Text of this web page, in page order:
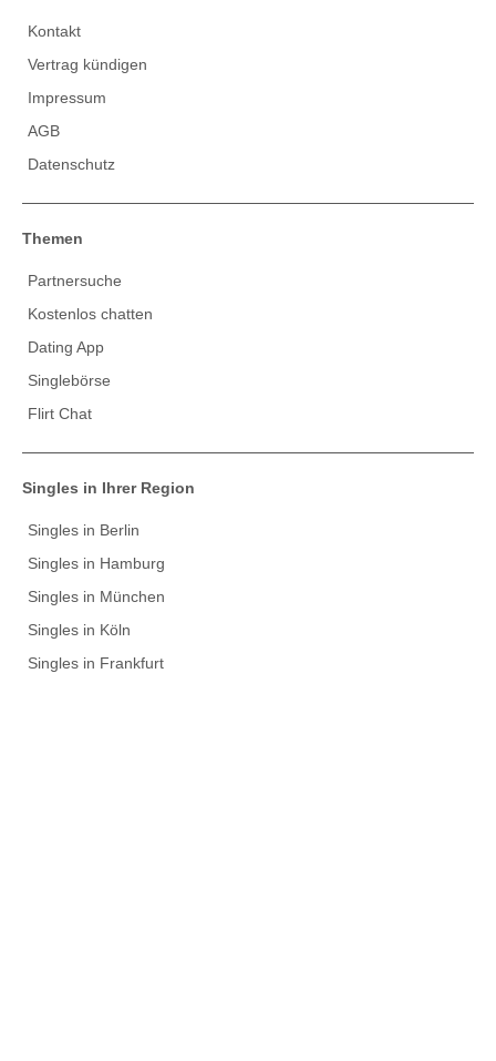
Kontakt
Vertrag kündigen
Impressum
AGB
Datenschutz
Themen
Partnersuche
Kostenlos chatten
Dating App
Singlebörse
Flirt Chat
Singles in Ihrer Region
Singles in Berlin
Singles in Hamburg
Singles in München
Singles in Köln
Singles in Frankfurt